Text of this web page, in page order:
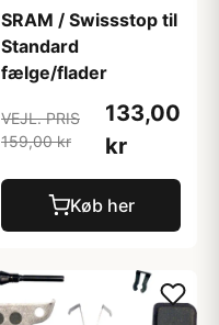
SRAM / Swissstop til
Standard
fælge/flader
VEJL. PRIS
159,00 kr
133,00
kr
Køb her